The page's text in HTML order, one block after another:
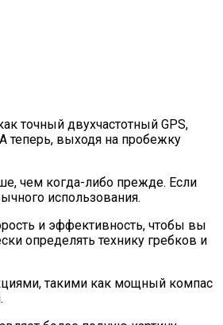
точный двухчастотный GPS,
теперь, выходя на пробежку
чем когда-либо прежде. Если
использования.
и эффективность, чтобы вы
определять технику гребков и
такими как мощный компас